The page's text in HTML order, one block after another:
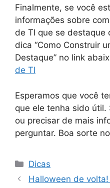
Finalmente, se você
informações sobre
de TI que se destaque
dica “Como Construir
Destaque” no link
de TI
Esperamos que você
que ele tenha sido
ou precisar de mais
perguntar. Boa sorte
Categorias
Dicas
Halloween de